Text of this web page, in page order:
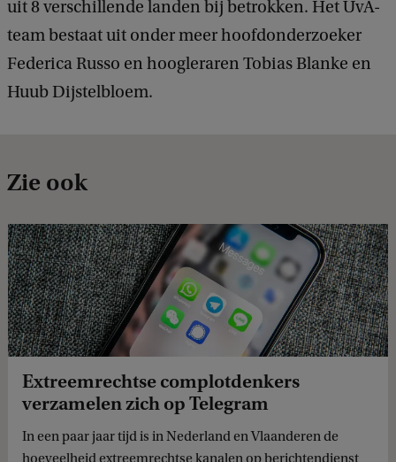
uit 8 verschillende landen bij betrokken. Het UvA-
team bestaat uit onder meer hoofdonderzoeker
Federica Russo en hoogleraren Tobias Blanke en
Huub Dijstelbloem.
Zie ook
Extreemrechtse complotdenkers
verzamelen zich op Telegram
In een paar jaar tijd is in Nederland en Vlaanderen de
hoeveelheid extreemrechtse kanalen op berichtendienst